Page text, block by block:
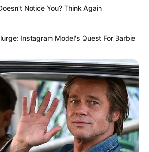
Notice You? Think Again
Instagram Model's Quest For Barbie